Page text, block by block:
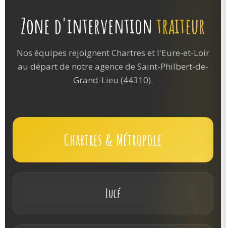
Zone d'intervention traiteur
Nos équipes rejoignent Chartres et l'Eure-et-Loir
au départ de notre agence de Saint-Philbert-de-
Grand-Lieu (44310).
Chartres & Métropole
Lucé